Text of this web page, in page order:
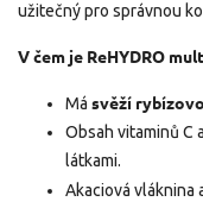
užitečný pro správnou
V čem je ReHYDRO
Má svěží
Obsah vitaminů C
látkami.
Akaciová vláknina